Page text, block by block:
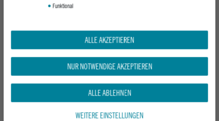
VERSAND
GEPRÜFTE SICHERHEIT
Funktional
ALLE AKZEPTIEREN
NUR NOTWENDIGE AKZEPTIEREN
ALLE ABLEHNEN
WEITERE EINSTELLUNGEN